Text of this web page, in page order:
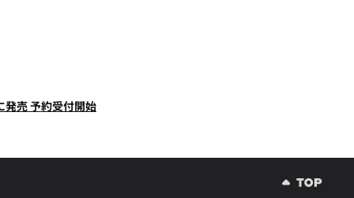
熱狂で沸いた「モンドリ」現地レポート】モンストはなぜ熱狂を作り続けられるのか？コラ
売 予約受付開始